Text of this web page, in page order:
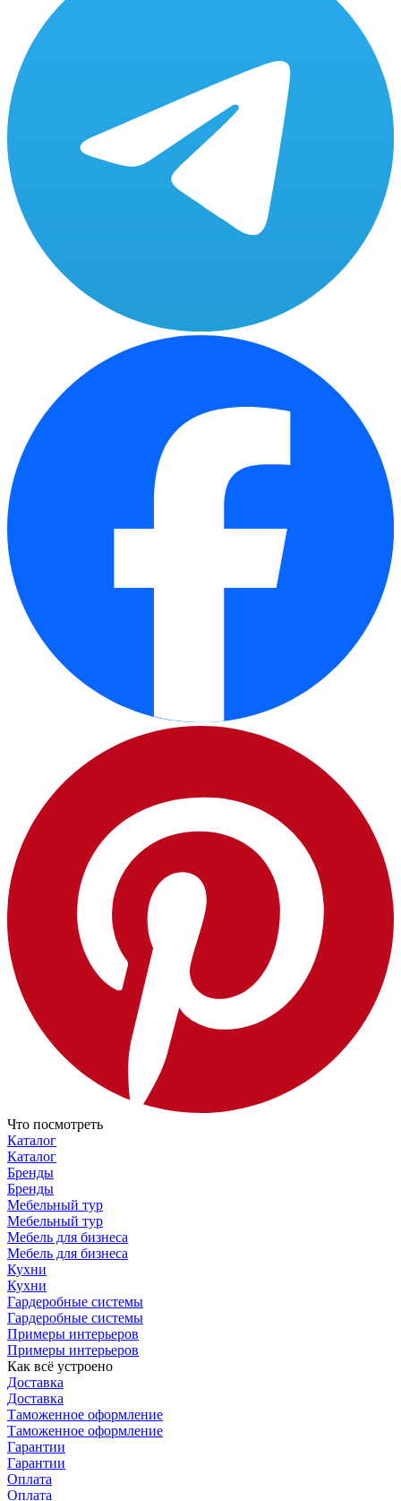
Что посмотреть
Каталог
Каталог
Бренды
Бренды
Мебельный тур
Мебельный тур
Мебель для бизнеса
Мебель для бизнеса
Кухни
Кухни
Гардеробные системы
Гардеробные системы
Примеры интерьеров
Примеры интерьеров
Как всё устроено
Доставка
Доставка
Таможенное оформление
Таможенное оформление
Гарантии
Гарантии
Оплата
Оплата